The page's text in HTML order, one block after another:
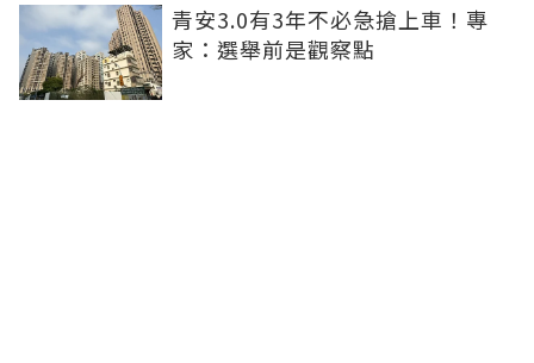
青安3.0有3年不必急搶上車！專
家：選舉前是觀察點